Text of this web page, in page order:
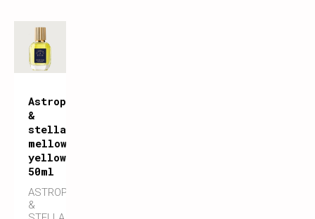
Astrophil
&
stella
mellow
yellow
50ml
ASTROPHIL
&